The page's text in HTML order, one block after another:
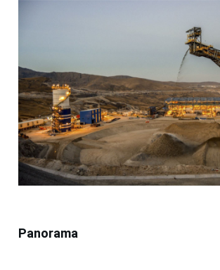
Panorama